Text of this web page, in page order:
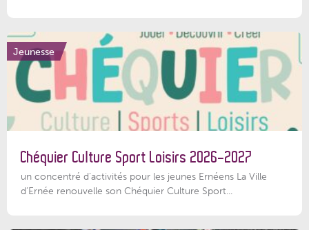
Jeunesse
Chéquier Culture Sport Loisirs 2026-2027
un concentré d’activités pour les jeunes Ernéens La Ville
d’Ernée renouvelle son Chéquier Culture Sport...